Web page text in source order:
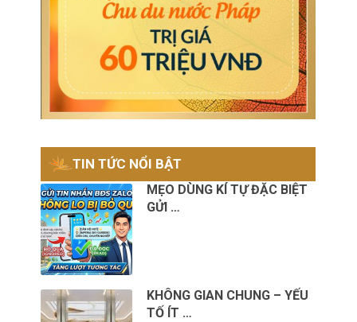
TIN TỨC NỔI BẬT
MẸO DÙNG KÍ TỰ ĐẶC BIỆT
GỬI …
KHÔNG GIAN CHUNG – YẾU
TỐ ÍT …